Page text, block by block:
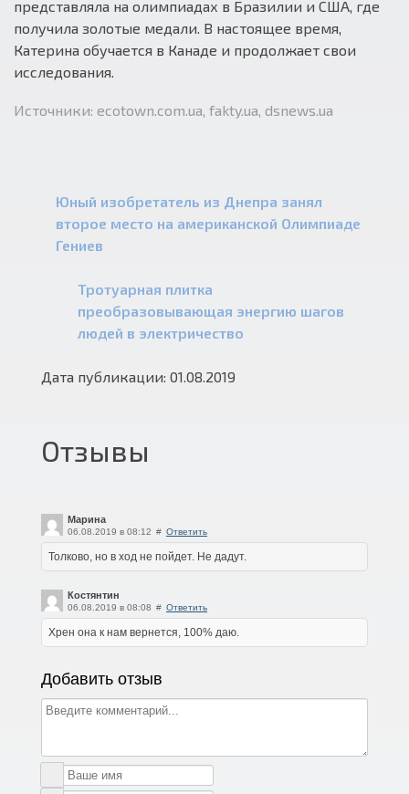
представляла на олимпиадах в Бразилии и США, где
получила золотые медали. В настоящее время,
Катерина обучается в Канаде и продолжает свои
исследования.
Источники: ecotown.com.ua, fakty.ua, dsnews.ua
Юный изобретатель из Днепра занял
второе место на американской Олимпиаде
Гениев
Тротуарная плитка
преобразовывающая энергию шагов
людей в электричество
Дата публикации: 01.08.2019
Отзывы
Марина
06.08.2019 в 08:12 # Ответить
Толково, но в ход не пойдет. Не дадут.
Костянтин
06.08.2019 в 08:08 # Ответить
Хрен она к нам вернется, 100% даю.
Добавить отзыв